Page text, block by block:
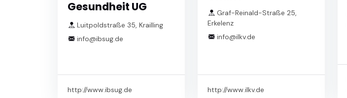
Gesundheit UG
Luitpoldstraße 35, Krailling
info@ibsug.de
http://www.ibsug.de
Graf-Reinald-Straße 25,
Erkelenz
info@ilkv.de
http://www.ilkv.de